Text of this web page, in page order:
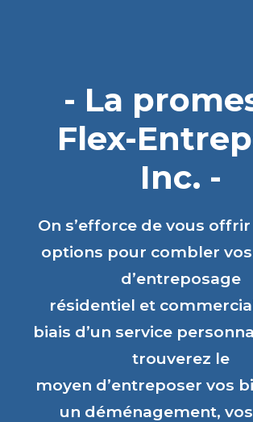
- La
Flex-
Inc. -
On s’efforce de vous
options pour combler
d’entreposage
résidentiel et
biais d’un service
trouverez le
moyen d’entreposer vos
un déménagement,